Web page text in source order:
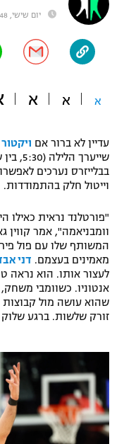
"מחצית בשכונה" –
משתתפים וזוכים
תקנון משתתפים
תקנון עבור פעילות
תקנון עבור פעילות ספורט 1
גיימינג E-Sports
תנאי שימוש
מדיניות פרטיות
תקנון פעילות ספורט 1
הצטרפות לחבילת
לוח דרושים – ג'ובנט
תגיות
ספורט מוטורי
כדורמים
בייסבול MLB
אומנויות לחימה
גיימינג E-Sports
יום שישי, 18:48, 24.04.26
א א א
עדיין לא ברור אם
בבלייזרס נערכים
וייטול חלק בהתמודדות.
"פורטלנד נראית כאילו
וומבניאמה", אמר
המשותף שלו עם פול
מאמינים בעצמם. דני
לעצור אותו. הוא נראה
אנטוניו. כשוומבי
שהוא עושה מול קבוצות
זורק שלשות. ברגע שלוק